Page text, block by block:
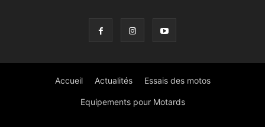
Accueil Actualités Essais des motos
Equipements pour Motards